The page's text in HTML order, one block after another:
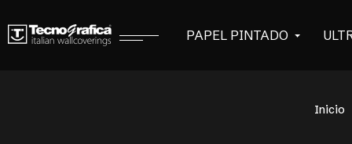
PAPEL PINTADO
Inicio